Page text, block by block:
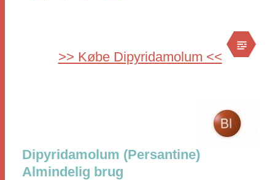
>> Købe Dipyridamolum <<
Dipyridamolum (Persantine)
Almindelig brug